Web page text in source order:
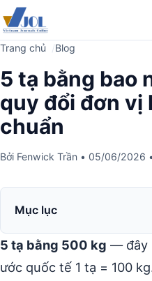
Trang chủ Blog
5 tạ bằng bao
quy đổi đơn vị
chuẩn
Bởi Fenwick Trần • 05/06/2026 •
Mục lục
5 tạ bằng 500 kg — đây
ước quốc tế 1 tạ = 100